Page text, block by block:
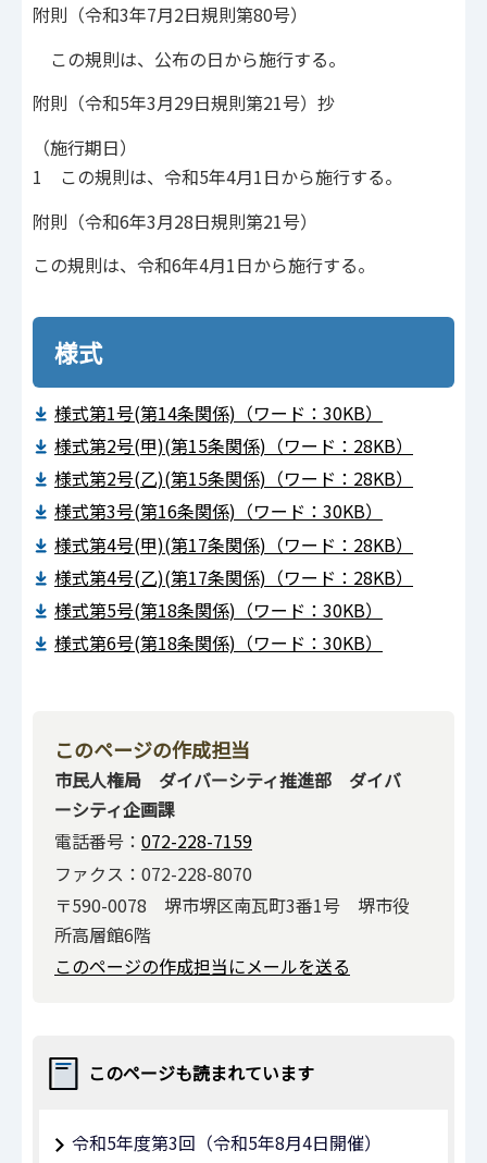
附則（令和3年7月2日規則第80号）
この規則は、公布の日から施行する。
附則（令和5年3月29日規則第21号）抄
（施行期日）
1 この規則は、令和5年4月1日から施行する。
附則（令和6年3月28日規則第21号）
この規則は、令和6年4月1日から施行する。
様式
様式第1号(第14条関係)（ワード：30KB）
様式第2号(甲)(第15条関係)（ワード：28KB）
様式第2号(乙)(第15条関係)（ワード：28KB）
様式第3号(第16条関係)（ワード：30KB）
様式第4号(甲)(第17条関係)（ワード：28KB）
様式第4号(乙)(第17条関係)（ワード：28KB）
様式第5号(第18条関係)（ワード：30KB）
様式第6号(第18条関係)（ワード：30KB）
このページの作成担当
市民人権局 ダイバーシティ推進部 ダイバ
ーシティ企画課
電話番号： 072-228-7159
ファクス：072-228-8070
〒590-0078 堺市堺区南瓦町3番1号 堺市役
所高層館6階
このページの作成担当にメールを送る
このページも読まれています
令和5年度第3回（令和5年8月4日開催）